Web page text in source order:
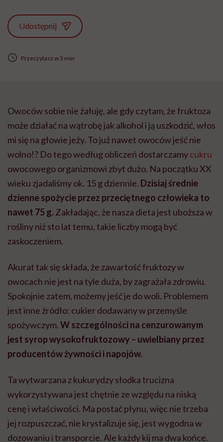
Udostępnij
Przeczytasz w 3 min
Owoców sobie nie żałuję, ale gdy czytam, że fruktoza
może działać na wątrobę jak alkohol i ją uszkodzić, włos
mi się na głowie jeży. To już nawet owoców jeść nie
wolno!? Do tego według obliczeń dostarczamycukru
owocowego organizmowi zbyt dużo. Na początku XX
wieku zjadaliśmy ok. 15 g dziennie. Dzisiaj średnie
dzienne spożycie przez przeciętnego człowieka to
nawet 75 g. Zakładając, że nasza dieta jest uboższa w
rośliny niż sto lat temu, takie liczby mogą być
zaskoczeniem.
Akurat tak się składa, że zawartość fruktozy w
owocach nie jest na tyle duża, by zagrażała zdrowiu.
Spokojnie zatem, możemy jeść je do woli. Problemem
jest inne źródło: cukier dodawany w przemyśle
spożywczym.W szczególności na cenzurowanym
jest syrop wysokofruktozowy – uwielbiany przez
producentów żywności i napojów.
Ta wytwarzana z kukurydzy słodka trucizna
wykorzystywana jest chętnie ze względu na niską
cenę i właściwości. Ma postać płynu, więc nie trzeba
jej rozpuszczać, nie krystalizuje się, jest wygodna w
dozowaniu i transporcie. Ale każdy kij ma dwa końce.